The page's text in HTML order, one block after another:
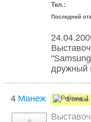
Тел.:
Последний
дружный
4 Манеж 1 отзыв